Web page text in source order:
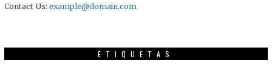
Contact Us: example@domain.com
ETIQUETAS